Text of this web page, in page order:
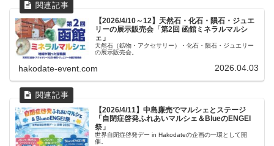
【2026/4/10～12】天然石・化石・隕石・ジュエ
リーの展示販売会「第2回 函館ミネラルマルシ
ェ」
天然石（鉱物・アクセサリー）・化石・隕石・ジュエリー
の展示販売会。
hakodate-event.com 2026.04.03
【2026/4/11】中島廉売でマルシェとステージ
「自閉症啓発ふれあいマルシェ＆BlueのENGEI
祭」
世界自閉症啓発デー in Hakodateの企画の一環として開
催。